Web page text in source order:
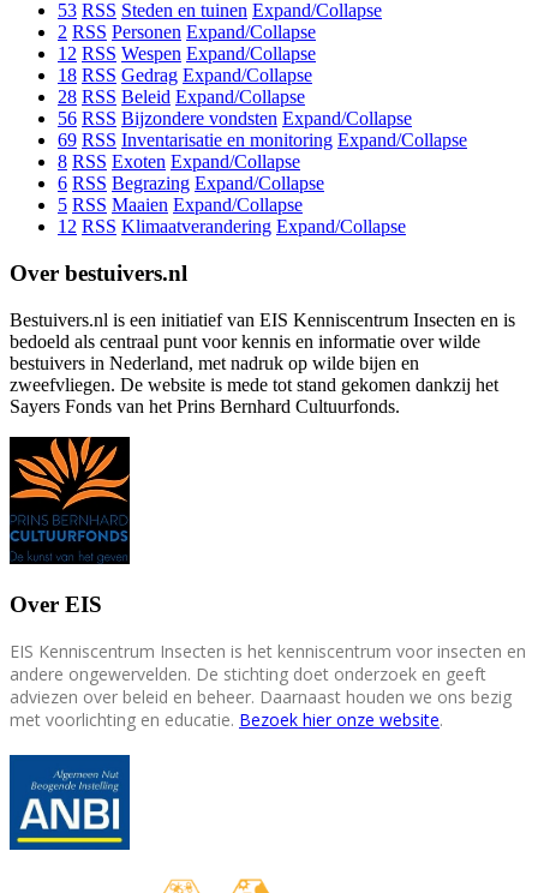
53 RSS Steden en tuinen Expand/Collapse
2 RSS Personen Expand/Collapse
12 RSS Wespen Expand/Collapse
18 RSS Gedrag Expand/Collapse
28 RSS Beleid Expand/Collapse
56 RSS Bijzondere vondsten Expand/Collapse
69 RSS Inventarisatie en monitoring Expand/Collapse
8 RSS Exoten Expand/Collapse
6 RSS Begrazing Expand/Collapse
5 RSS Maaien Expand/Collapse
12 RSS Klimaatverandering Expand/Collapse
Over bestuivers.nl
Bestuivers.nl is een initiatief van EIS Kenniscentrum Insecten en is
bedoeld als centraal punt voor kennis en informatie over wilde
bestuivers in Nederland, met nadruk op wilde bijen en
zweefvliegen. De website is mede tot stand gekomen dankzij het
Sayers Fonds van het Prins Bernhard Cultuurfonds.
Over EIS
EIS Kenniscentrum Insecten is het kenniscentrum voor insecten en
andere ongewervelden. De stichting doet onderzoek en geeft
adviezen over beleid en beheer. Daarnaast houden we ons bezig
met voorlichting en educatie. Bezoek hier onze website.